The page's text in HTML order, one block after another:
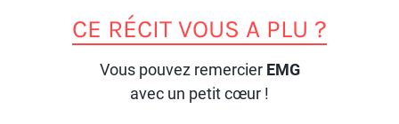
CE RÉCIT VOUS A PLU ?
Vous pouvez remercier EMG
avec un petit cœur !